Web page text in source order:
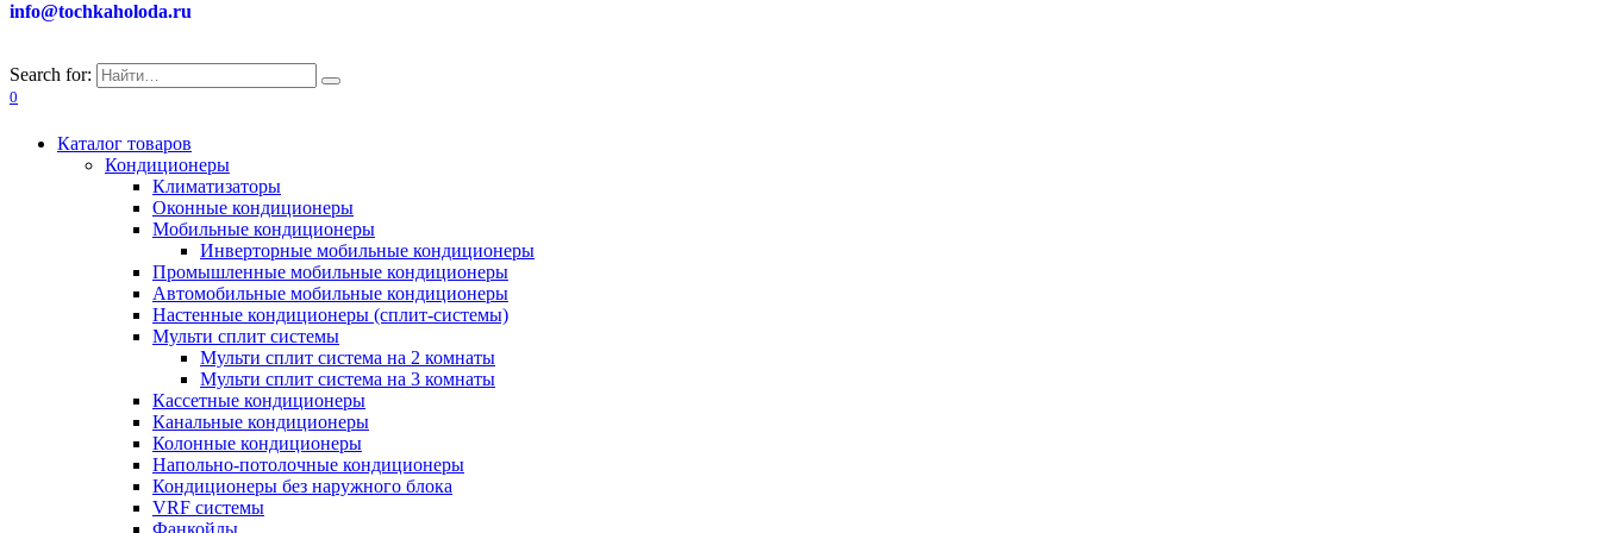
info@tochkaholoda.ru
Search for:
0
Каталог товаров
Кондиционеры
Климатизаторы
Оконные кондиционеры
Мобильные кондиционеры
Инверторные мобильные кондиционеры
Промышленные мобильные кондиционеры
Автомобильные мобильные кондиционеры
Настенные кондиционеры (сплит-системы)
Мульти сплит системы
Мульти сплит система на 2 комнаты
Мульти сплит система на 3 комнаты
Кассетные кондиционеры
Канальные кондиционеры
Колонные кондиционеры
Напольно-потолочные кондиционеры
Кондиционеры без наружного блока
VRF системы